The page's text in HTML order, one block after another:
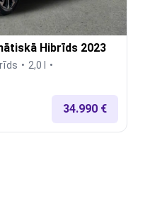
Hibrīds 2023
2,0 l
34.990 €